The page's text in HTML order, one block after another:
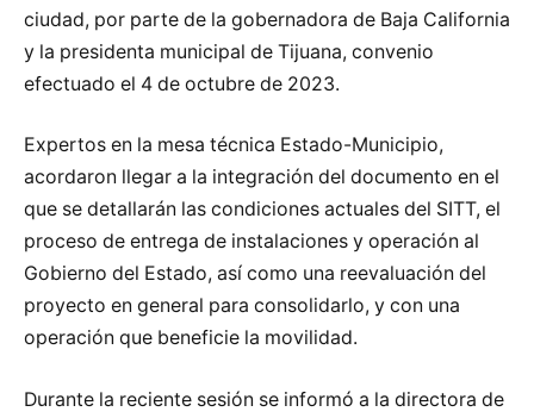
ciudad, por parte de la gobernadora de Baja California
y la presidenta municipal de Tijuana, convenio
efectuado el 4 de octubre de 2023.
Expertos en la mesa técnica Estado-Municipio,
acordaron llegar a la integración del documento en el
que se detallarán las condiciones actuales del SITT, el
proceso de entrega de instalaciones y operación al
Gobierno del Estado, así como una reevaluación del
proyecto en general para consolidarlo, y con una
operación que beneficie la movilidad.
Durante la reciente sesión se informó a la directora de